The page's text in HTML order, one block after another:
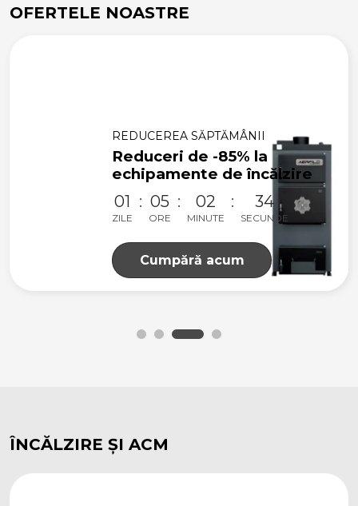
OFERTELE NOASTRE
REDUCEREA SĂPTĂMÂNII
Reduceri de -85% la
echipamente de încălzire
01
ZILE
05
ORE
02
MINUTE
33
SECUNDE
Cumpără acum
ÎNCĂLZIRE ȘI ACM